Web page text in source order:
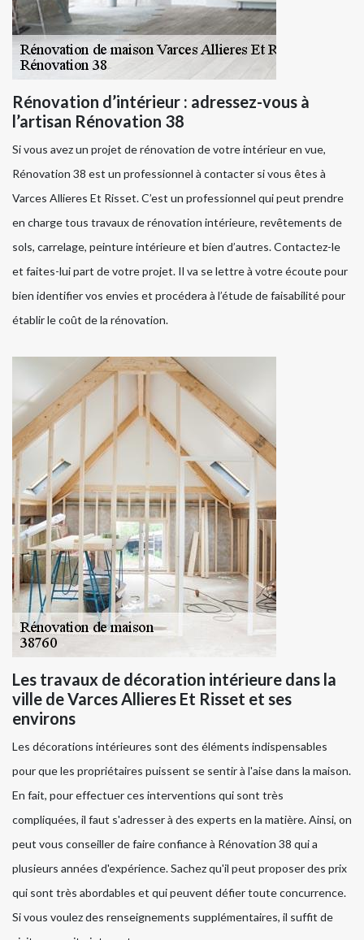
Rénovation d’intérieur : adressez-vous à
l’artisan Rénovation 38
Si vous avez un projet de rénovation de votre intérieur en vue,
Rénovation 38 est un professionnel à contacter si vous êtes à
Varces Allieres Et Risset. C’est un professionnel qui peut prendre
en charge tous travaux de rénovation intérieure, revêtements de
sols, carrelage, peinture intérieure et bien d’autres. Contactez-le
et faites-lui part de votre projet. Il va se lettre à votre écoute pour
bien identifier vos envies et procédera à l’étude de faisabilité pour
établir le coût de la rénovation.
Les travaux de décoration intérieure dans la
ville de Varces Allieres Et Risset et ses
environs
Les décorations intérieures sont des éléments indispensables
pour que les propriétaires puissent se sentir à l'aise dans la maison.
En fait, pour effectuer ces interventions qui sont très
compliquées, il faut s'adresser à des experts en la matière. Ainsi, on
peut vous conseiller de faire confiance à Rénovation 38 qui a
plusieurs années d'expérience. Sachez qu'il peut proposer des prix
qui sont très abordables et qui peuvent défier toute concurrence.
Si vous voulez des renseignements supplémentaires, il suffit de